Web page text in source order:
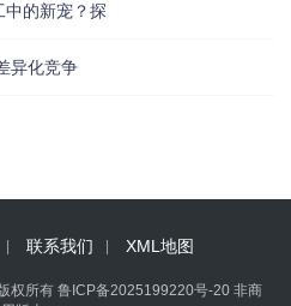
中的新宠？探
异化竞争
联系我们 XML地图
权所有 鲁ICP备2025199220号-20 非商